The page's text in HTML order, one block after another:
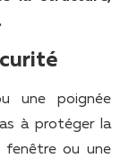
une poignée
à protéger la
fenêtre ou une